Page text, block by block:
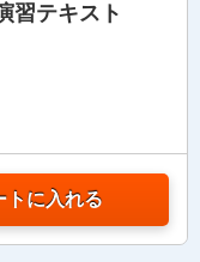
習テキスト
トに入れる